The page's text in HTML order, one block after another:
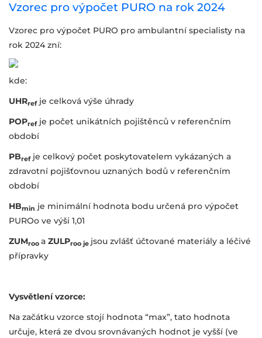
Vzorec pro výpočet PURO na rok 2024
Vzorec pro výpočet PURO pro ambulantní specialisty na
rok 2024 zní:
kde:
UHRrefje celková výše úhrady
POPrefje počet unikátních pojištěnců v referenčním
období
PBrefje celkový počet poskytovatelem vykázaných a
zdravotní pojišťovnou uznaných bodů v referenčním
období
HBmin je minimální hodnota bodu určená pro výpočet
PUROo ve výši 1,01
ZUMroo a ZULProo jejsou zvlášť účtované materiály a léčivé
přípravky
Vysvětlení vzorce:
Na začátku vzorce stojí hodnota “max”, tato hodnota
určuje, která ze dvou srovnávaných hodnot je vyšší (ve